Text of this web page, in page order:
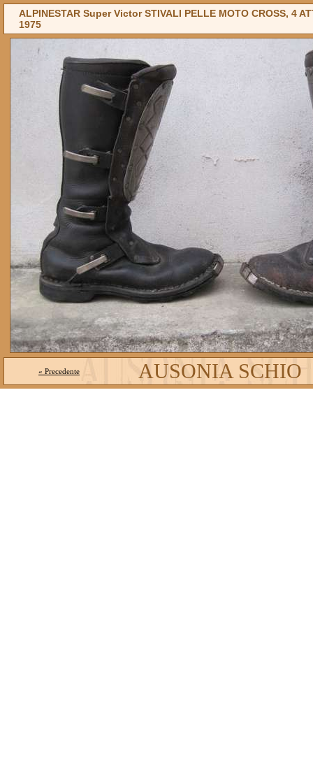
ALPINESTAR Super Victor STIVALI PELLE MOTO CROSS, 4
1975
« Precedente AUSONIA SCHIO